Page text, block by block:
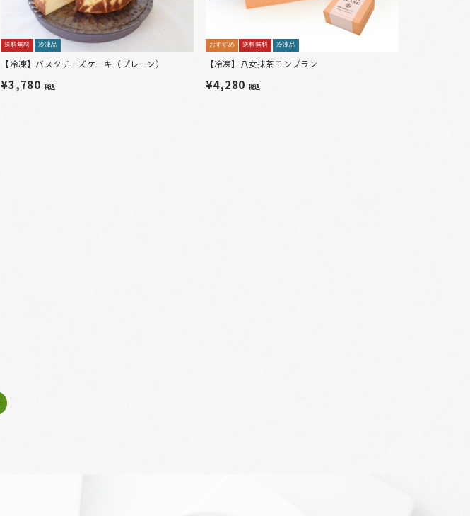
送料無料 冷凍品
【冷凍】バスクチーズケーキ（プレーン）
¥3,780 税込
おすすめ 送料無料 冷凍品
【冷凍】八女抹茶モンブラン
¥4,280 税込